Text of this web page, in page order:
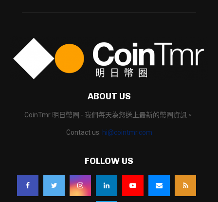
ABOUT US
CoinTmr 明日幣圈 - 我們每天為您送上最新的幣圈資訊。
Contact us: hi@cointmr.com
FOLLOW US